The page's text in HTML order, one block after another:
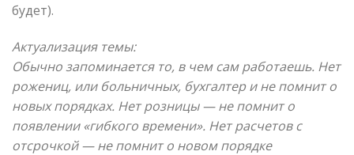
будет).
Актуализация темы:
Обычно запоминается то, в чем сам работаешь. Нет
рожениц, или больничных, бухгалтер и не помнит о
новых порядках. Нет розницы — не помнит о
появлении «гибкого времени». Нет расчетов с
отсрочкой — не помнит о новом порядке